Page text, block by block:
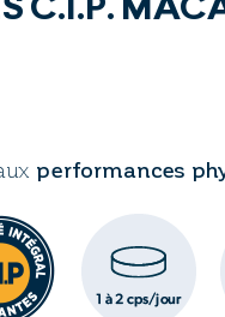
performances